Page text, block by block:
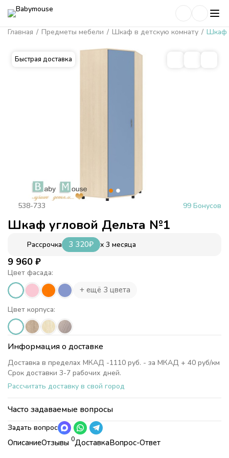
Главная / Предметы мебели / Шкаф в детскую комнату / Шкаф
Быстрая доставка
ОписаниеОтзывы 0ДоставкаВопрос-Ответ
538-733 99 Бонусов
Шкаф угловой Дельта №1
Рассрочка 3 320₽ x 3 месяца
Цвет фасада:
+ ещё 3 цвета
Цвет корпуса:
9 960 ₽
Информация о доставке
Доставка в пределах МКАД -1110 руб. - за МКАД + 40 руб/км
Срок доставки 3-7 рабочих дней.
Рассчитать доставку в свой город
Часто задаваемые вопросы
Задать вопрос